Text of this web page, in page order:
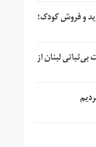
و فروش کودک؛
بی‌ثباتی لبنان از